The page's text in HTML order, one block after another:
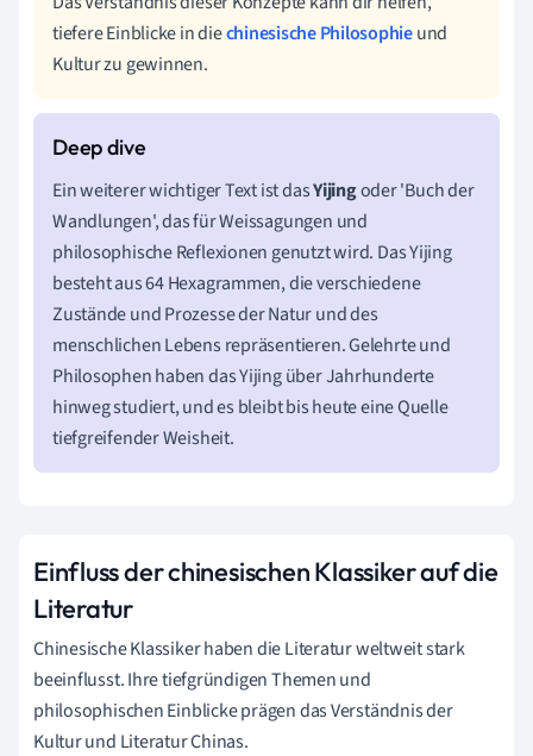
tiefere Einblicke in diechinesische Philosophieund
Kultur zu gewinnen.
Ein weiterer wichtiger Text ist dasYijingoder 'Buch der
Wandlungen', das für Weissagungen und
philosophische Reflexionen genutzt wird. Das Yijing
besteht aus 64 Hexagrammen, die verschiedene
Zustände und Prozesse der Natur und des
menschlichen Lebens repräsentieren. Gelehrte und
Philosophen haben das Yijing über Jahrhunderte
hinweg studiert, und es bleibt bis heute eine Quelle
tiefgreifender Weisheit.
Einfluss der chinesischen Klassiker auf die
Literatur
Chinesische Klassiker haben die Literatur weltweit stark
beeinflusst. Ihre tiefgründigen Themen und
philosophischen Einblicke prägen das Verständnis der
Kultur und Literatur Chinas.